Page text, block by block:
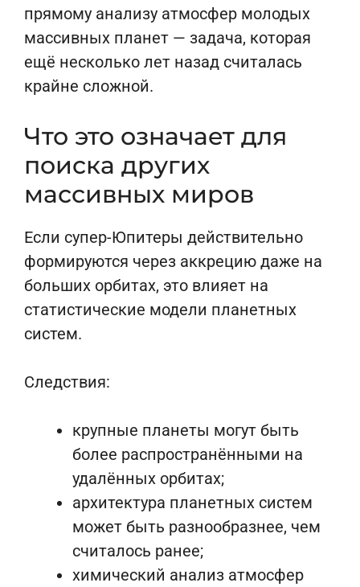
прямому анализу атмосфер молодых
массивных планет — задача, которая
ещё несколько лет назад считалась
крайне сложной.
Что это означает для
поиска других
массивных миров
Если супер-Юпитеры действительно
формируются через аккрецию даже на
больших орбитах, это влияет на
статистические модели планетных
систем.
Следствия:
крупные планеты могут быть
более распространёнными на
удалённых орбитах;
архитектура планетных систем
может быть разнообразнее, чем
считалось ранее;
химический анализ атмосфер